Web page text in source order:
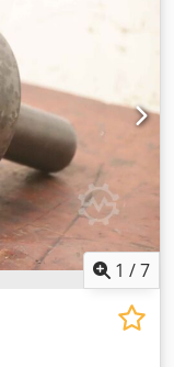
1 /7